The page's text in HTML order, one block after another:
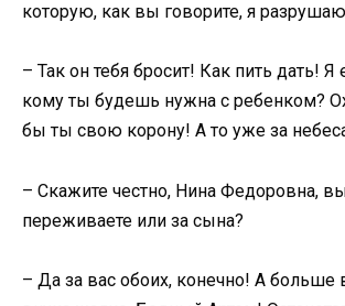
которую, как вы говорите, я
– Так он тебя бросит! Как пить дать! Я
кому ты будешь нужна с ребенком?
бы ты свою корону! А то уже за
– Скажите честно, Нина Федоровна,
переживаете или за сына?
– Да за вас обоих, конечно! А больше